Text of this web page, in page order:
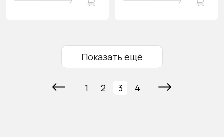
Показать ещё
1 2 3 4